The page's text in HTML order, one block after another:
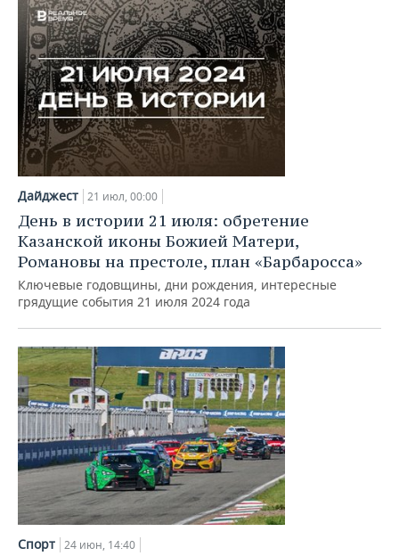
Дайджест 21 июл, 00:00
День в истории 21 июля: обретение
Казанской иконы Божией Матери,
Романовы на престоле, план «Барбаросса»
Ключевые годовщины, дни рождения, интересные
грядущие события 21 июля 2024 года
Спорт 24 июн, 14:40